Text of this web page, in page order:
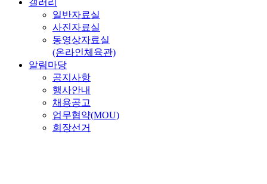
갤러리
일반자료실
사진자료실
동영상자료실
(온라인체육관)
알림마당
공지사항
행사안내
채용공고
업무협약(MOU)
회장선거